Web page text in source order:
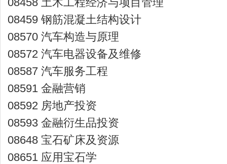
08459 钢筋混凝土结构设计
08570 汽车构造与原理
08572 汽车电器设备及维修
08587 汽车服务工程
08591 金融营销
08592 房地产投资
08593 金融衍生品投资
08648 宝石矿床及资源
08651 应用宝石学